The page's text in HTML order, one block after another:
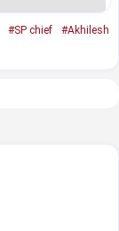
#SP chief
#Akhilesh